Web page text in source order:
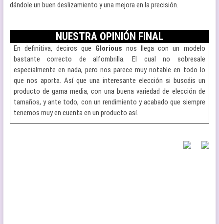
dándole un buen deslizamiento y una mejora en la precisión.
NUESTRA OPINIÓN FINAL
En definitiva, deciros que Glorious nos llega con un modelo
bastante correcto de alfombrilla. El cual no sobresale
especialmente en nada, pero nos parece muy notable en todo lo
que nos aporta. Así que una interesante elección si buscáis un
producto de gama media, con una buena variedad de elección de
tamaños, y ante todo, con un rendimiento y acabado que siempre
tenemos muy en cuenta en un producto así.